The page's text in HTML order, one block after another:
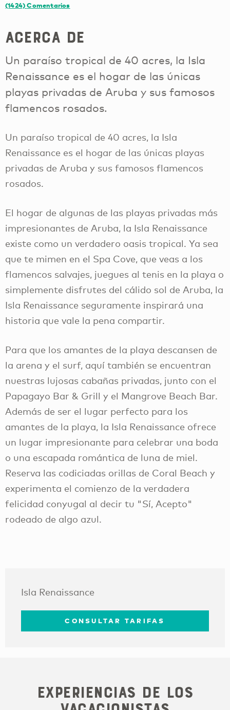
(1424)Comentarios
Acerca de
Un paraíso tropical de 40 acres, la Isla
Renaissance es el hogar de las únicas
playas privadas de Aruba y sus famosos
flamencos rosados.
Un paraíso tropical de 40 acres, la Isla
Renaissance es el hogar de las únicas playas
privadas de Aruba y sus famosos flamencos
rosados.
El hogar de algunas de las playas privadas más
impresionantes de Aruba, la Isla Renaissance
existe como un verdadero oasis tropical. Ya sea
que te mimen en el Spa Cove, que veas a los
flamencos salvajes, juegues al tenis en la playa o
simplemente disfrutes del cálido sol de Aruba, la
Isla Renaissance seguramente inspirará una
historia que vale la pena compartir.
Para que los amantes de la playa descansen de
la arena y el surf, aquí también se encuentran
nuestras lujosas cabañas privadas, junto con el
Papagayo Bar & Grill y el Mangrove Beach Bar.
Además de ser el lugar perfecto para los
amantes de la playa, la Isla Renaissance ofrece
un lugar impresionante para celebrar una boda
o una escapada romántica de luna de miel.
Reserva las codiciadas orillas de Coral Beach y
experimenta el comienzo de la verdadera
felicidad conyugal al decir tu "Sí, Acepto"
rodeado de algo azul.
Isla Renaissance
CONSULTAR TARIFAS
Experiencias de los